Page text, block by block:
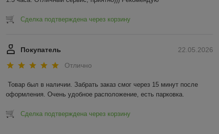
Сделка подтверждена через корзину
22.05.2026
Покупатель
Отлично
Товар был в наличии. Забрать заказ смог через 15 минут после
оформления. Очень удобное расположение, есть парковка.
Сделка подтверждена через корзину